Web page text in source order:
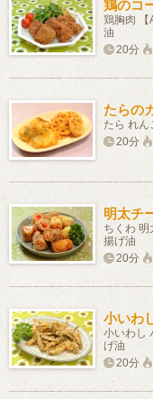
鶏のコ
鶏胸肉
油
20分
たらの
たら れん
20分
明太チ
ちくわ 明
揚げ油
20分
小いわ
小いわし
げ油
20分